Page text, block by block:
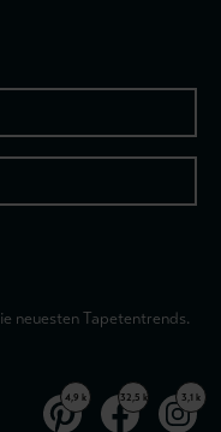
neuesten Tapetentrends.
4,9 k 32,5 k 3,1 k